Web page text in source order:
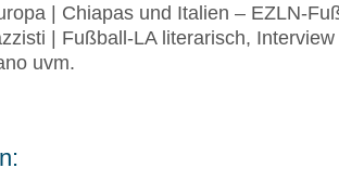
| Chiapas und Italien – EZLN-
| Fußball-LA literarisch, Interview
uvm.